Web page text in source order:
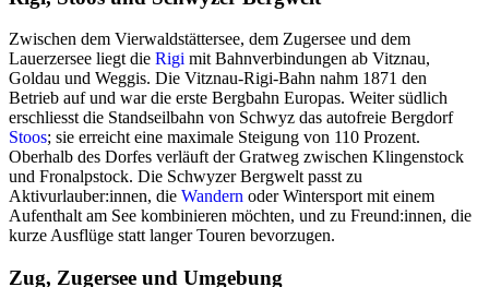
Zwischen dem Vierwaldstättersee, dem Zugersee und dem
Lauerzersee liegt die Rigi mit Bahnverbindungen ab Vitznau,
Goldau und Weggis. Die Vitznau-Rigi-Bahn nahm 1871 den
Betrieb auf und war die erste Bergbahn Europas. Weiter südlich
erschliesst die Standseilbahn von Schwyz das autofreie Bergdorf
Stoos; sie erreicht eine maximale Steigung von 110 Prozent.
Oberhalb des Dorfes verläuft der Gratweg zwischen Klingenstock
und Fronalpstock. Die Schwyzer Bergwelt passt zu
Aktivurlauber:innen, die Wandern oder Wintersport mit einem
Aufenthalt am See kombinieren möchten, und zu Freund:innen, die
kurze Ausflüge statt langer Touren bevorzugen.
Zug, Zugersee und Umgebung